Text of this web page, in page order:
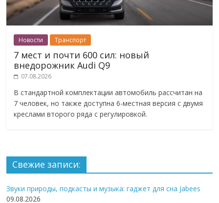
Новости Транспорт
7 мест и почти 600 сил: новый
внедорожник Audi Q9
07.08.2026
В стандартной комплектации автомобиль рассчитан на
7 человек, но также доступна 6-местная версия с двумя
креслами второго ряда с регулировкой.
Свежие записи:
Звуки природы, подкасты и музыка: гаджет для сна Jabees
09.08.2026